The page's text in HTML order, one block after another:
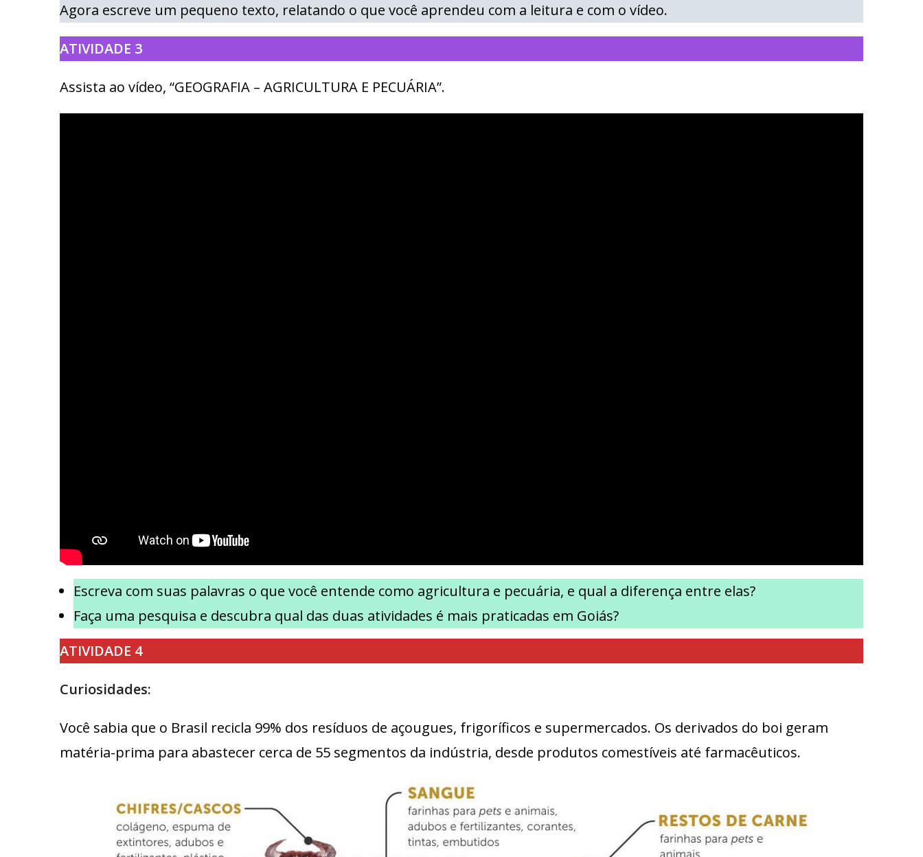
Agora escreve um pequeno texto, relatando o que você aprendeu com a leitura e com o vídeo.
ATIVIDADE 3
Assista ao vídeo, “GEOGRAFIA – AGRICULTURA E PECUÁRIA”.
Escreva com suas palavras o que você entende como agricultura e pecuária, e qual a diferença entre elas?
Faça uma pesquisa e descubra qual das duas atividades é mais praticadas em Goiás?
ATIVIDADE 4
Curiosidades:
Você sabia que o Brasil recicla 99% dos resíduos de açougues, frigoríficos e supermercados. Os derivados do boi geram
matéria-prima para abastecer cerca de 55 segmentos da indústria, desde produtos comestíveis até farmacêuticos.